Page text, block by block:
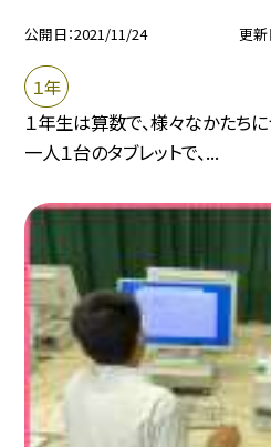
公開日 2021/11/24 更新
１年
１年生は算数で、様々なかたちに
一人１台のタブレットで、...